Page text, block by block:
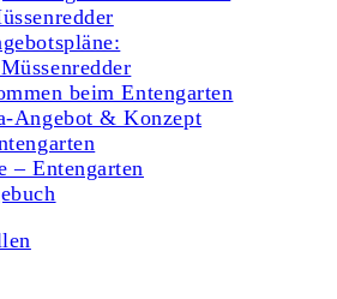
beim Entengarten
Angebot & Konzept
– Entengarten